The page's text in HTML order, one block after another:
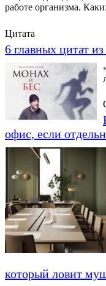
работе организма.
Цитата
6 главных цитат
офис, если
который ловит